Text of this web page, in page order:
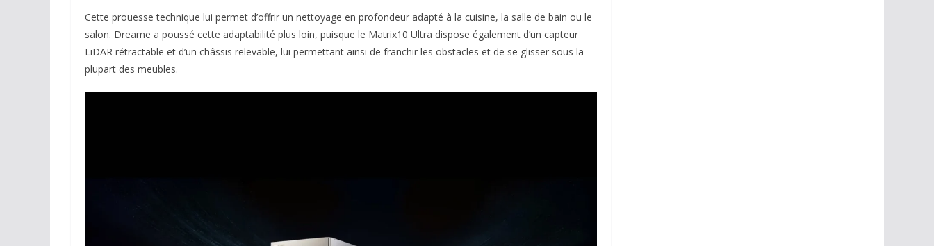
Cette prouesse technique lui permet d’offrir un nettoyage en profondeur adapté à la cuisine, la salle de bain ou le
salon. Dreame a poussé cette adaptabilité plus loin, puisque le Matrix10 Ultra dispose également d’un capteur
LiDAR rétractable et d’un châssis relevable, lui permettant ainsi de franchir les obstacles et de se glisser sous la
plupart des meubles.